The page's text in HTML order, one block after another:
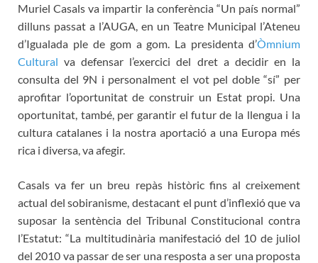
Muriel Casals va impartir la conferència “Un país normal”
dilluns passat a l’AUGA, en un Teatre Municipal l’Ateneu
d’Igualada ple de gom a gom. La presidenta d’Òmnium
Cultural va defensar l’exercici del dret a decidir en la
consulta del 9N i personalment el vot pel doble “sí” per
aprofitar l’oportunitat de construir un Estat propi. Una
oportunitat, també, per garantir el futur de la llengua i la
cultura catalanes i la nostra aportació a una Europa més
rica i diversa, va afegir.
Casals va fer un breu repàs històric fins al creixement
actual del sobiranisme, destacant el punt d’inflexió que va
suposar la sentència del Tribunal Constitucional contra
l’Estatut: “La multitudinària manifestació del 10 de juliol
del 2010 va passar de ser una resposta a ser una proposta